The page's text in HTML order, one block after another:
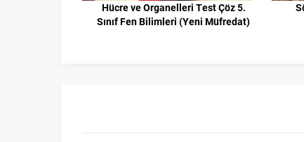
Hücre ve Organelleri Test Çöz 5.
Sınıf Fen Bilimleri (Yeni Müfredat)